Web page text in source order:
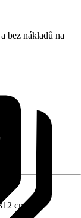
bez nákladů na
cm